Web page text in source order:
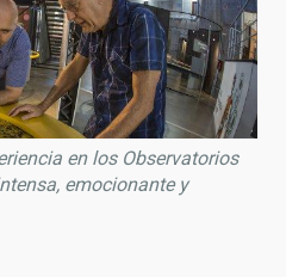
en los Observatorios
emocionante y